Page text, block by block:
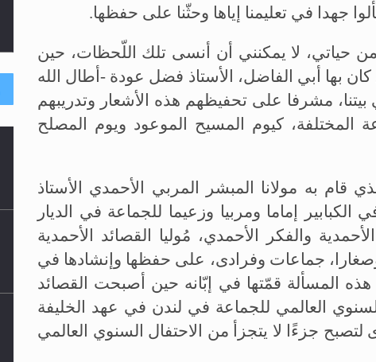
جهدا في تعليمنا إياها وحثّنا على حفظها.
حياتي، لا يمكنني أن أنسى تلك اللّحظات، حين
بها أبي الفاضل، الأستاذ فضل عودة -أطال الله
مشرفا على تحفيظهم هذه الأشعار وتدريبهم
المختلفة، كيوم المسيح الموعود ويوم المصلح
قام به مولانا المبشر المربي الأحمدي الأستاذ
إماما ومربيا وزعيما للجماعة في الديار
والفكر الأحمدي، مُوليا القصائد الأحمدية
وصغارا، جماعات وفرادى، على حفظها وإنشادها في
المسألة قمّتها في إبّانه حين أصبحت القصائد
العالمي للجماعة في لندن في عهد الخليفة
لتصبح جزءًا لا يتجزأ من الاحتفال السنوي العالمي